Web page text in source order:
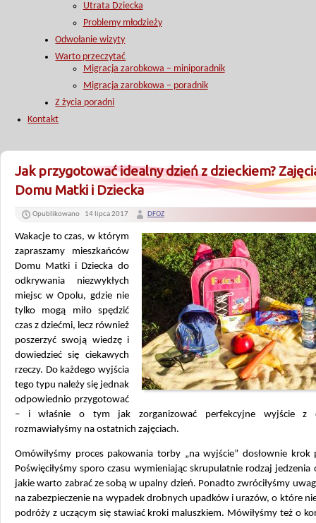
Utrata Dziecka
Problemy młodzieży
Odwołanie wizyty
Warto przeczytać
Migracja zarobkowa – miniporadnik
Migracja zarobkowa – poradnik
Z życia poradni
Kontakt
Jak przygotować idealny dzień z dzieckiem?
Domu Matki i Dziecka
Opublikowano 14 lipca 2017 DFOZ
Wakacje to czas, w którym
zapraszamy mieszkańców
Domu Matki i Dziecka do
odkrywania niezwykłych
miejsc w Opolu, gdzie nie
tylko mogą miło spędzić
czas z dziećmi, lecz również
poszerzyć swoją wiedzę i
dowiedzieć się ciekawych
rzeczy. Do każdego wyjścia
tego typu należy się jednak
odpowiednio przygotować
– i właśnie o tym jak zorganizować perfekcyjne wyjście z
rozmawiałyśmy na ostatnich zajęciach.
Omówiłyśmy proces pakowania torby „na wyjście” dosłownie krok
Poświęciłyśmy sporo czasu wymieniając skrupulatnie rodzaj jedzenia
jakie warto zabrać ze sobą w upalny dzień. Ponadto zwróciłyśmy
na zabezpieczenie na wypadek drobnych upadków i urazów, o które
podróży z uczącym się stawiać kroki maluszkiem. Mówiłyśmy też o